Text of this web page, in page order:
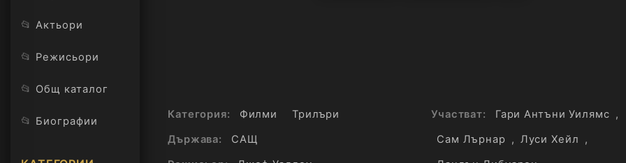
📂 Актьори
📂 Режисьори
📂 Общ каталог
📂 Биографии
Категория: Филми
Трилъри
Държава:
САЩ
Участват: Гари Антъни Уилямс ,
Сам Лърнар
, Луси Хейл
,